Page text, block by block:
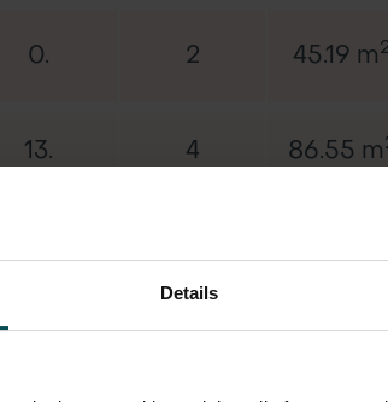
Details
0. 2 45.19 m2
13. 4 86.55 m
12. 3 58.29 m